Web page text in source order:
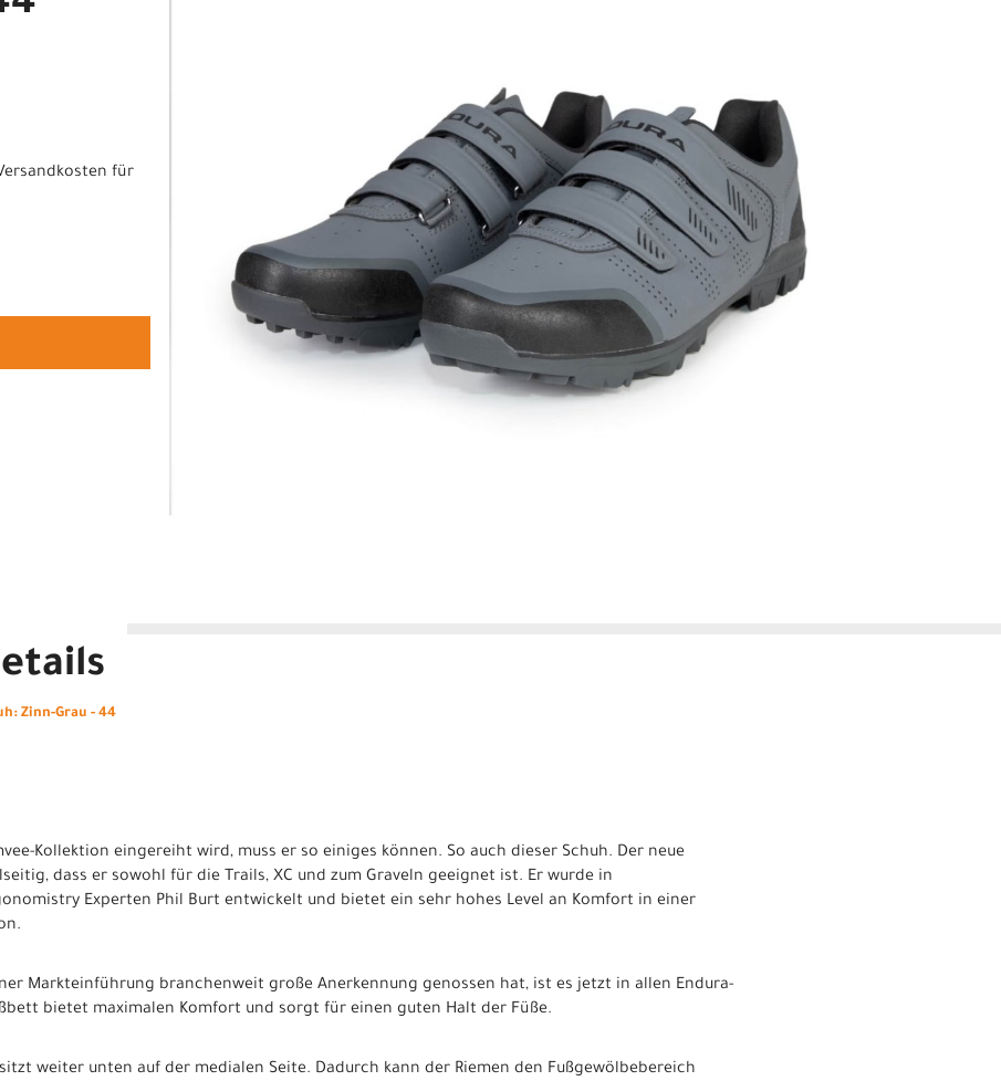
für
Zinn-Grau - 44
Kollektion eingereiht wird, muss er so einiges können. So auch dieser Schuh. Der neue
dass er sowohl für die Trails, XC und zum Graveln geeignet ist. Er wurde in
Experten Phil Burt entwickelt und bietet ein sehr hohes Level an Komfort in einer
Markteinführung branchenweit große Anerkennung genossen hat, ist es jetzt in allen Endura-
bietet maximalen Komfort und sorgt für einen guten Halt der Füße.
weiter unten auf der medialen Seite. Dadurch kann der Riemen den Fußgewölbebereich